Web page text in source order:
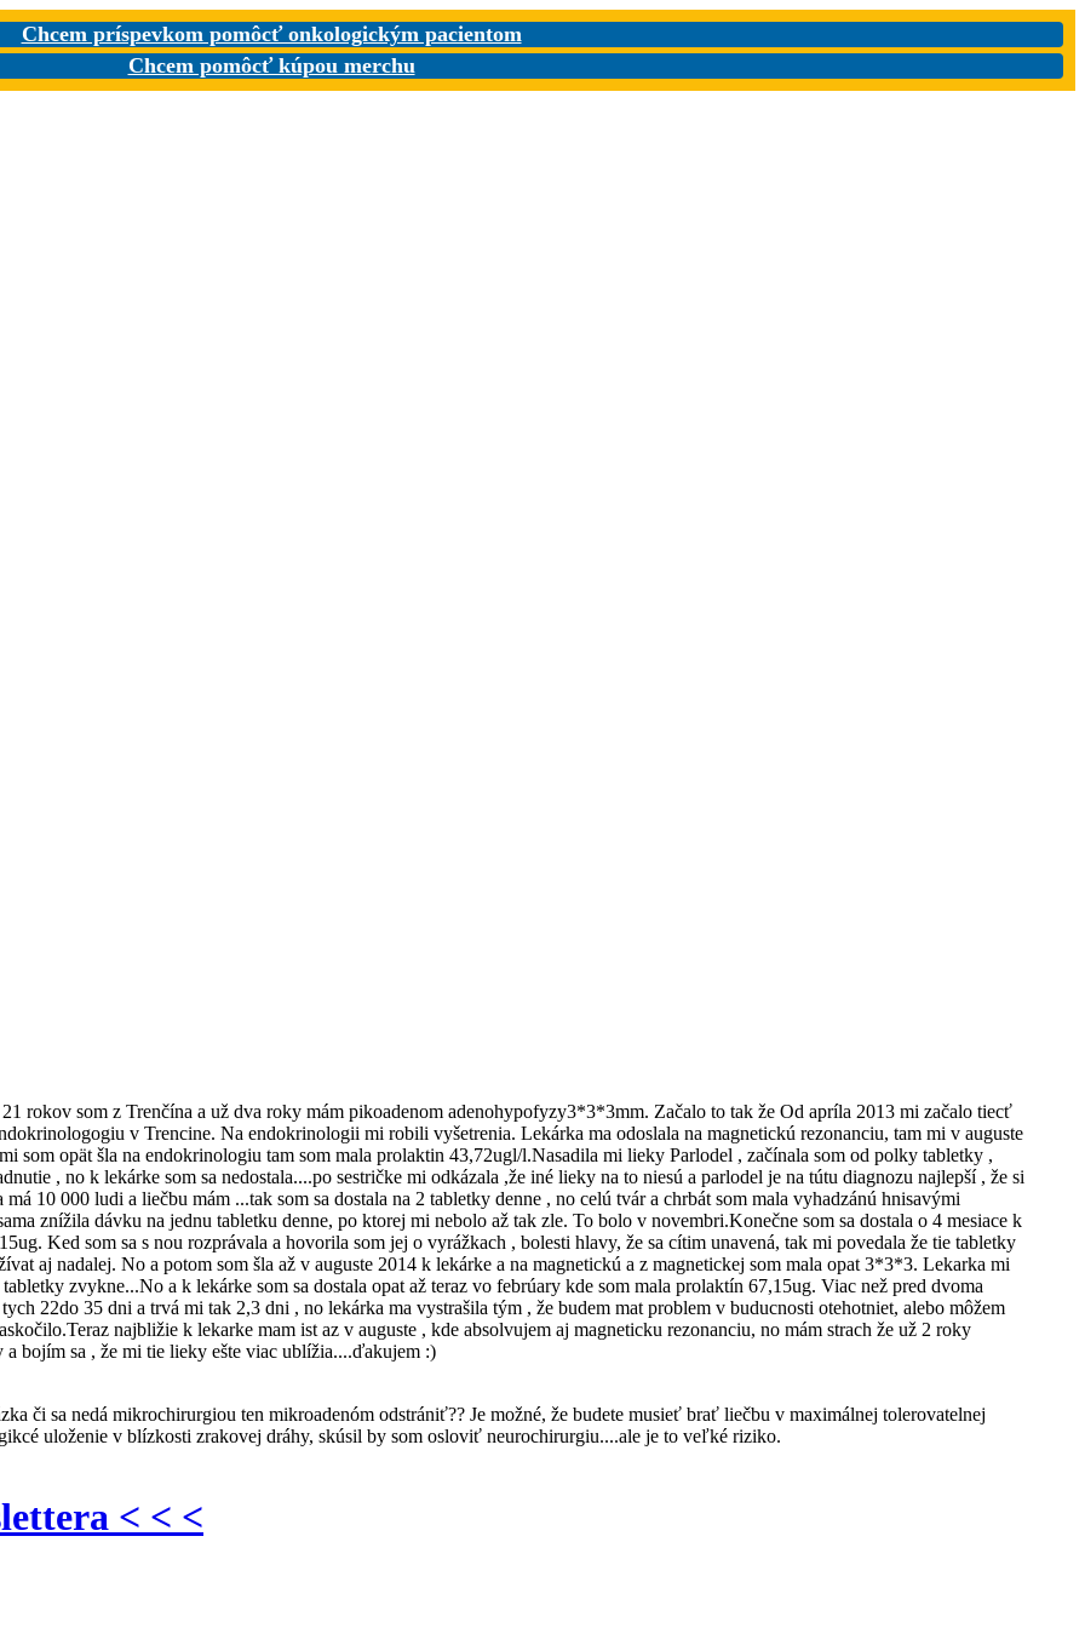
Chcem príspevkom pomôcť onkologickým pacientom
Chcem pomôcť kúpou merchu
rokov som z Trenčína a už dva roky mám pikoadenom adenohypofyzy3*3*3mm. Začalo to tak že Od apríla 2013 mi začalo tiecť
v Trencine. Na endokrinologii mi robili vyšetrenia. Lekárka ma odoslala na magnetickú rezonanciu, tam mi v auguste
opät šla na endokrinologiu tam som mala prolaktin 43,72ugl/l.Nasadila mi lieky Parlodel , začínala som od polky tabletky ,
, no k lekárke som sa nedostala....po sestričke mi odkázala ,že iné lieky na to niesú a parlodel je na tútu diagnozu najlepší , že si
10 000 ludi a liečbu mám ...tak som sa dostala na 2 tabletky denne , no celú tvár a chrbát som mala vyhadzánú hnisavými
znížila dávku na jednu tabletku denne, po ktorej mi nebolo až tak zle. To bolo v novembri.Konečne som sa dostala o 4 mesiace k
Ked som sa s nou rozprávala a hovorila som jej o vyrážkach , bolesti hlavy, že sa cítim unavená, tak mi povedala že tie tabletky
aj nadalej. No a potom som šla až v auguste 2014 k lekárke a na magnetickú a z magnetickej som mala opat 3*3*3. Lekarka mi
zvykne...No a k lekárke som sa dostala opat až teraz vo febrúary kde som mala prolaktín 67,15ug. Viac než pred dvoma
22do 35 dni a trvá mi tak 2,3 dni , no lekárka ma vystrašila tým , že budem mat problem v buducnosti otehotniet, alebo môžem
najbližie k lekarke mam ist az v auguste , kde absolvujem aj magneticku rezonanciu, no mám strach že už 2 roky
bojím sa , že mi tie lieky ešte viac ublížia....ďakujem :)
či sa nedá mikrochirurgiou ten mikroadenóm odstrániť?? Je možné, že budete musieť brať liečbu v maximálnej tolerovatelnej
uloženie v blízkosti zrakovej dráhy, skúsil by som osloviť neurochirurgiu....ale je to veľké riziko.
< < <